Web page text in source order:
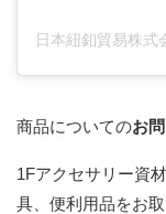
商品についてのお
1Fアクセサリー資
具、便利用品をお